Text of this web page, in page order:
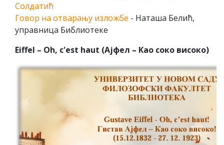
Солдатић
Говор на отварању изложбе - Наташа Белић,
управница Библиотеке
Eiffel – Oh, c'est haut (Ајфел – Као соко високо)